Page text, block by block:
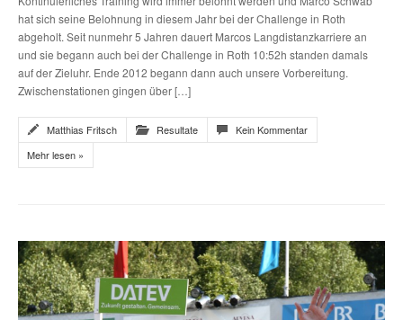
hat sich seine Belohnung in diesem Jahr bei der Challenge in Roth
abgeholt. Seit nunmehr 5 Jahren dauert Marcos Langdistanzkarriere an
und sie begann auch bei der Challenge in Roth 10:52h standen damals
auf der Zieluhr. Ende 2012 begann dann auch unsere Vorbereitung.
Zwischenstationen gingen über […]
Matthias Fritsch Resultate
Kein Kommentar
Mehr lesen »